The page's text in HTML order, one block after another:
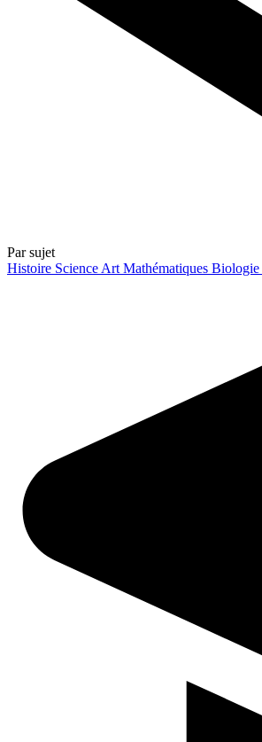
Par sujet
Histoire Science Art Mathématiques Biologie